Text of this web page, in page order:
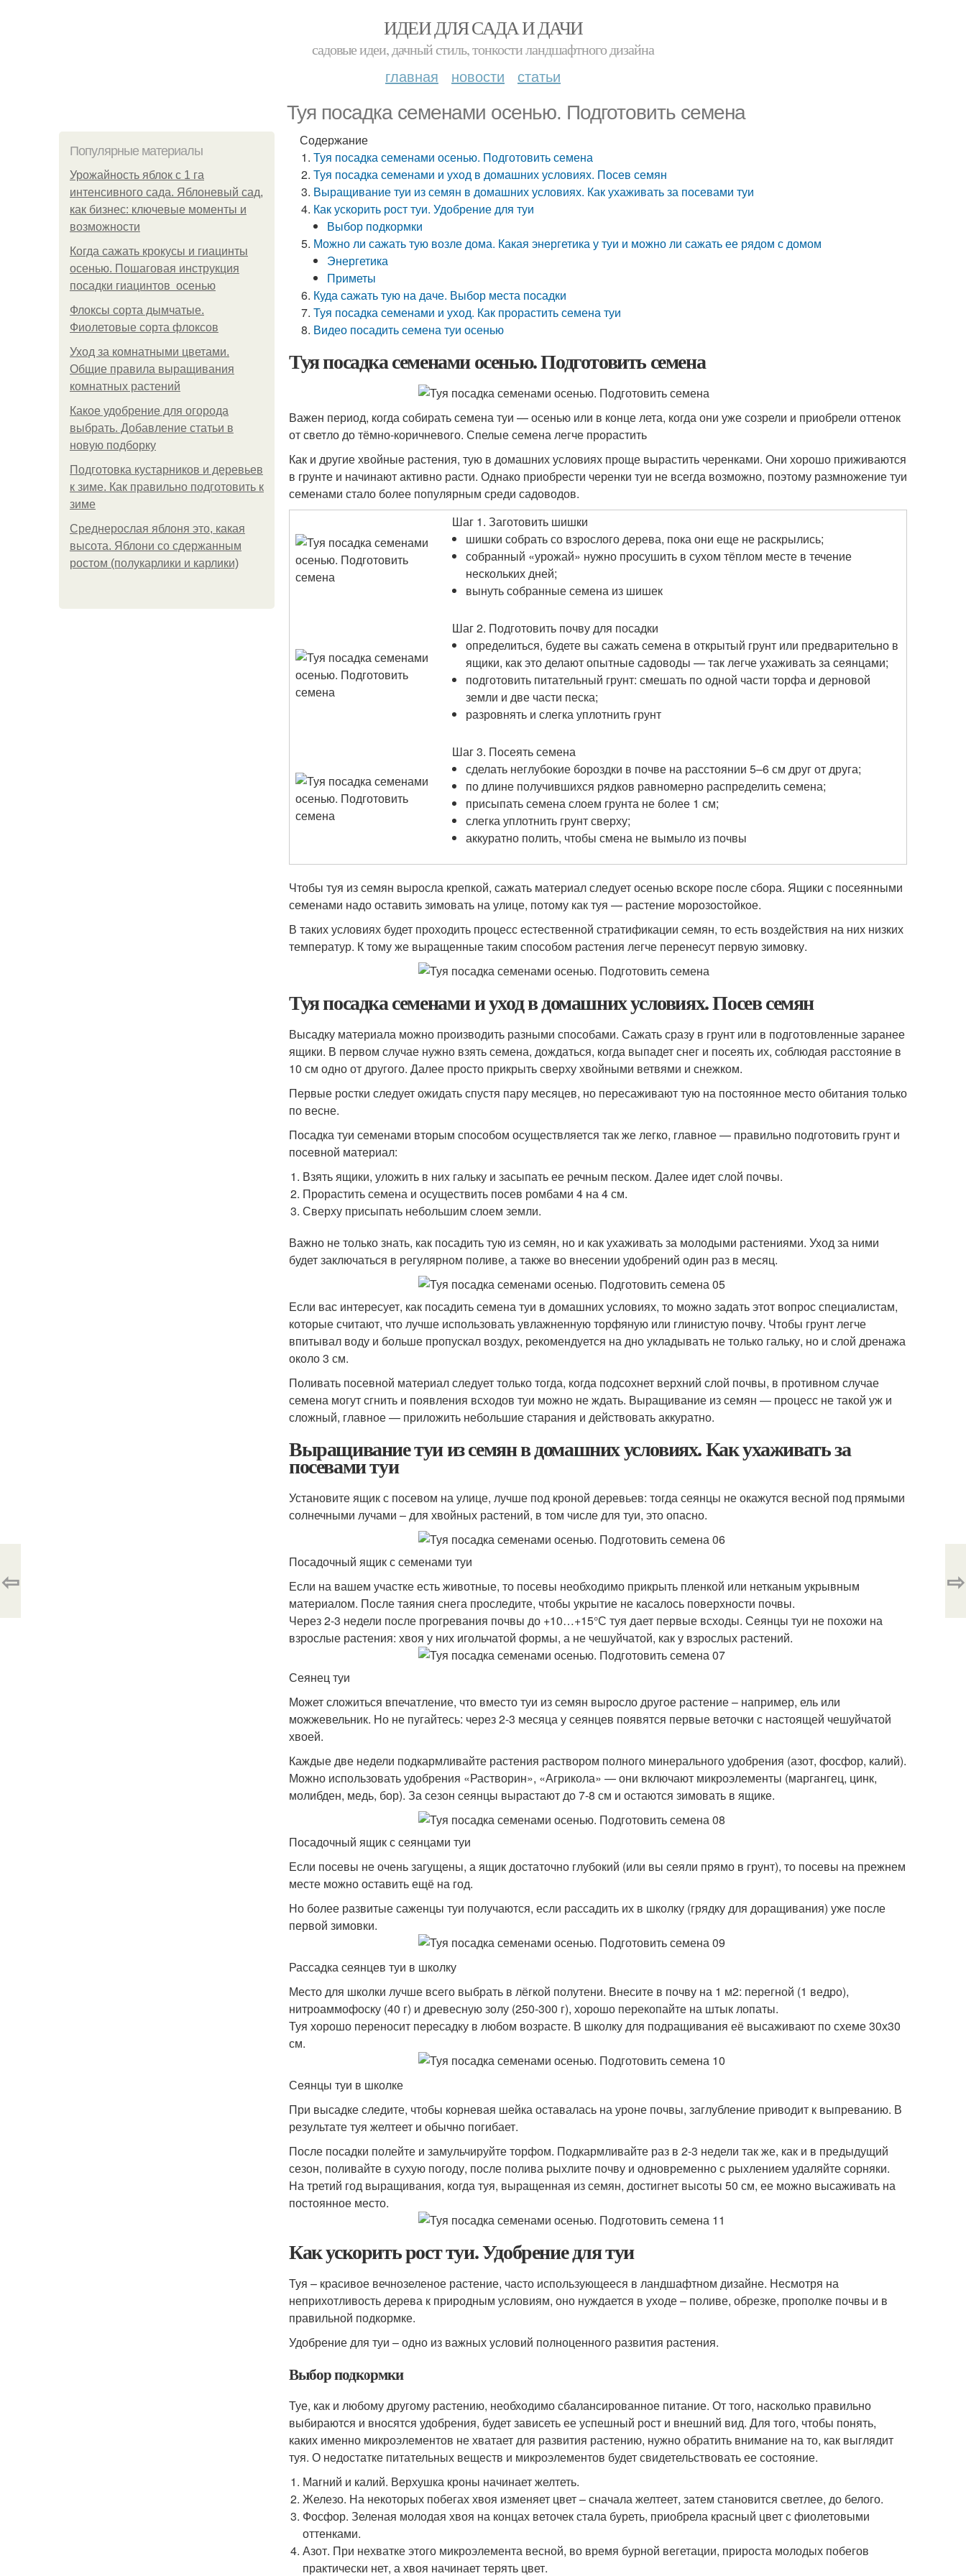
ИДЕИ ДЛЯ САДА И ДАЧИ
садовые идеи, дачный стиль, тонкости ландшафтного дизайна
главная новости статьи
Туя посадка семенами осенью. Подготовить семена
Популярные материалы
Урожайность яблок с 1 га
интенсивного сада. Яблоневый сад,
как бизнес: ключевые моменты и
возможности
Когда сажать крокусы и гиацинты
осенью. Пошаговая инструкция
посадки гиацинтов осенью
Флоксы сорта дымчатые.
Фиолетовые сорта флоксов
Уход за комнатными цветами.
Общие правила выращивания
комнатных растений
Какое удобрение для огорода
выбрать. Добавление статьи в
новую подборку
Подготовка кустарников и деревьев
к зиме. Как правильно подготовить к
зиме
Среднерослая яблоня это, какая
высота. Яблони со сдержанным
ростом (полукарлики и карлики)
Содержание
Туя посадка семенами осенью. Подготовить семена
Туя посадка семенами и уход в домашних условиях. Посев семян
Выращивание туи из семян в домашних условиях. Как ухаживать за посевами туи
Как ускорить рост туи. Удобрение для туи
Выбор подкормки
Можно ли сажать тую возле дома. Какая энергетика у туи и можно ли сажать ее рядом с домом
Энергетика
Приметы
Куда сажать тую на даче. Выбор места посадки
Туя посадка семенами и уход. Как прорастить семена туи
Видео посадить семена туи осенью
Туя посадка семенами осенью. Подготовить семена
Важен период, когда собирать семена туи — осенью или в конце лета, когда они уже созрели и приобрели оттенок
от светло до тёмно-коричневого. Спелые семена легче прорастить
Как и другие хвойные растения, тую в домашних условиях проще вырастить черенками. Они хорошо приживаются
в грунте и начинают активно расти. Однако приобрести черенки туи не всегда возможно, поэтому размножение туи
семенами стало более популярным среди садоводов.
Шаг 1. Заготовить шишки
шишки собрать со взрослого дерева, пока они еще не раскрылись;
собранный «урожай» нужно просушить в сухом тёплом месте в течение
нескольких дней;
вынуть собранные семена из шишек
Шаг 2. Подготовить почву для посадки
определиться, будете вы сажать семена в открытый грунт или предварительно в
ящики, как это делают опытные садоводы — так легче ухаживать за сеянцами;
подготовить питательный грунт: смешать по одной части торфа и дерновой
земли и две части песка;
разровнять и слегка уплотнить грунт
Шаг 3. Посеять семена
сделать неглубокие бороздки в почве на расстоянии 5–6 см друг от друга;
по длине получившихся рядков равномерно распределить семена;
присыпать семена слоем грунта не более 1 см;
слегка уплотнить грунт сверху;
аккуратно полить, чтобы смена не вымыло из почвы
Чтобы туя из семян выросла крепкой, сажать материал следует осенью вскоре после сбора. Ящики с посеянными
семенами надо оставить зимовать на улице, потому как туя — растение морозостойкое.
В таких условиях будет проходить процесс естественной стратификации семян, то есть воздействия на них низких
температур. К тому же выращенные таким способом растения легче перенесут первую зимовку.
Туя посадка семенами и уход в домашних условиях. Посев семян
Высадку материала можно производить разными способами. Сажать сразу в грунт или в подготовленные заранее
ящики. В первом случае нужно взять семена, дождаться, когда выпадет снег и посеять их, соблюдая расстояние в
10 см одно от другого. Далее просто прикрыть сверху хвойными ветвями и снежком.
Первые ростки следует ожидать спустя пару месяцев, но пересаживают тую на постоянное место обитания только
по весне.
Посадка туи семенами вторым способом осуществляется так же легко, главное — правильно подготовить грунт и
посевной материал:
Взять ящики, уложить в них гальку и засыпать ее речным песком. Далее идет слой почвы.
Прорастить семена и осуществить посев ромбами 4 на 4 см.
Сверху присыпать небольшим слоем земли.
Важно не только знать, как посадить тую из семян, но и как ухаживать за молодыми растениями. Уход за ними
будет заключаться в регулярном поливе, а также во внесении удобрений один раз в месяц.
Если вас интересует, как посадить семена туи в домашних условиях, то можно задать этот вопрос специалистам,
которые считают, что лучше использовать увлажненную торфяную или глинистую почву. Чтобы грунт легче
впитывал воду и больше пропускал воздух, рекомендуется на дно укладывать не только гальку, но и слой дренажа
около 3 см.
Поливать посевной материал следует только тогда, когда подсохнет верхний слой почвы, в противном случае
семена могут сгнить и появления всходов туи можно не ждать. Выращивание из семян — процесс не такой уж и
сложный, главное — приложить небольшие старания и действовать аккуратно.
Выращивание туи из семян в домашних условиях. Как ухаживать за
посевами туи
Установите ящик с посевом на улице, лучше под кроной деревьев: тогда сеянцы не окажутся весной под прямыми
солнечными лучами – для хвойных растений, в том числе для туи, это опасно.
Посадочный ящик с семенами туи
Если на вашем участке есть животные, то посевы необходимо прикрыть пленкой или нетканым укрывным
материалом. После таяния снега проследите, чтобы укрытие не касалось поверхности почвы.
Через 2-3 недели после прогревания почвы до +10…+15°С туя дает первые всходы. Сеянцы туи не похожи на
взрослые растения: хвоя у них игольчатой формы, а не чешуйчатой, как у взрослых растений.
Сеянец туи
Может сложиться впечатление, что вместо туи из семян выросло другое растение – например, ель или
можжевельник. Но не пугайтесь: через 2-3 месяца у сеянцев появятся первые веточки с настоящей чешуйчатой
хвоей.
Каждые две недели подкармливайте растения раствором полного минерального удобрения (азот, фосфор, калий).
Можно использовать удобрения «Растворин», «Агрикола» — они включают микроэлементы (маргангец, цинк,
молибден, медь, бор). За сезон сеянцы вырастают до 7-8 см и остаются зимовать в ящике.
Посадочный ящик с сеянцами туи
Если посевы не очень загущены, а ящик достаточно глубокий (или вы сеяли прямо в грунт), то посевы на прежнем
месте можно оставить ещё на год.
Но более развитые саженцы туи получаются, если рассадить их в школку (грядку для доращивания) уже после
первой зимовки.
Рассадка сеянцев туи в школку
Место для школки лучше всего выбрать в лёгкой полутени. Внесите в почву на 1 м2: перегной (1 ведро),
нитроаммофоску (40 г) и древесную золу (250-300 г), хорошо перекопайте на штык лопаты.
Туя хорошо переносит пересадку в любом возрасте. В школку для подращивания её высаживают по схеме 30х30
см.
Сеянцы туи в школке
При высадке следите, чтобы корневая шейка оставалась на уроне почвы, заглубление приводит к выпреванию. В
результате туя желтеет и обычно погибает.
После посадки полейте и замульчируйте торфом. Подкармливайте раз в 2-3 недели так же, как и в предыдущий
сезон, поливайте в сухую погоду, после полива рыхлите почву и одновременно с рыхлением удаляйте сорняки.
На третий год выращивания, когда туя, выращенная из семян, достигнет высоты 50 см, ее можно высаживать на
постоянное место.
Как ускорить рост туи. Удобрение для туи
Туя – красивое вечнозеленое растение, часто использующееся в ландшафтном дизайне. Несмотря на
неприхотливость дерева к природным условиям, оно нуждается в уходе – поливе, обрезке, прополке почвы и в
правильной подкормке.
Удобрение для туи – одно из важных условий полноценного развития растения.
Выбор подкормки
Туе, как и любому другому растению, необходимо сбалансированное питание. От того, насколько правильно
выбираются и вносятся удобрения, будет зависеть ее успешный рост и внешний вид. Для того, чтобы понять,
каких именно микроэлементов не хватает для развития растению, нужно обратить внимание на то, как выглядит
туя. О недостатке питательных веществ и микроэлементов будет свидетельствовать ее состояние.
Магний и калий. Верхушка кроны начинает желтеть.
Железо. На некоторых побегах хвоя изменяет цвет – сначала желтеет, затем становится светлее, до белого.
Фосфор. Зеленая молодая хвоя на концах веточек стала буреть, приобрела красный цвет с фиолетовыми
оттенками.
Азот. При нехватке этого микроэлемента весной, во время бурной вегетации, прироста молодых побегов
практически нет, а хвоя начинает терять цвет.
⇦ ⇨